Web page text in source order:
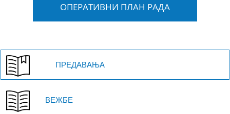
ОПЕРАТИВНИ ПЛАН РАДА
ПРЕДАВАЊА
ВЕЖБЕ